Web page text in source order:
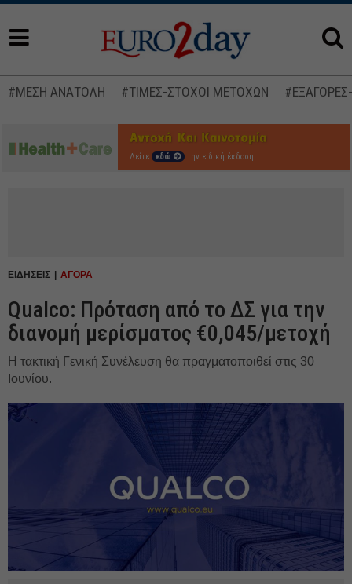
#ΜΕΣΗ ΑΝΑΤΟΛΗ #ΤΙΜΕΣ-ΣΤΟΧΟΙ ΜΕΤΟΧΩΝ
Δείτε εδώ την ειδική έκδοση
ΕΙΔΗΣΕΙΣ ΑΓΟΡΑ
Qualco: Πρόταση από το ΔΣ για την
διανομή μερίσματος €0,045/μετοχή
Η τακτική Γενική Συνέλευση θα πραγματοποιθεί στις 30
Ιουνίου.